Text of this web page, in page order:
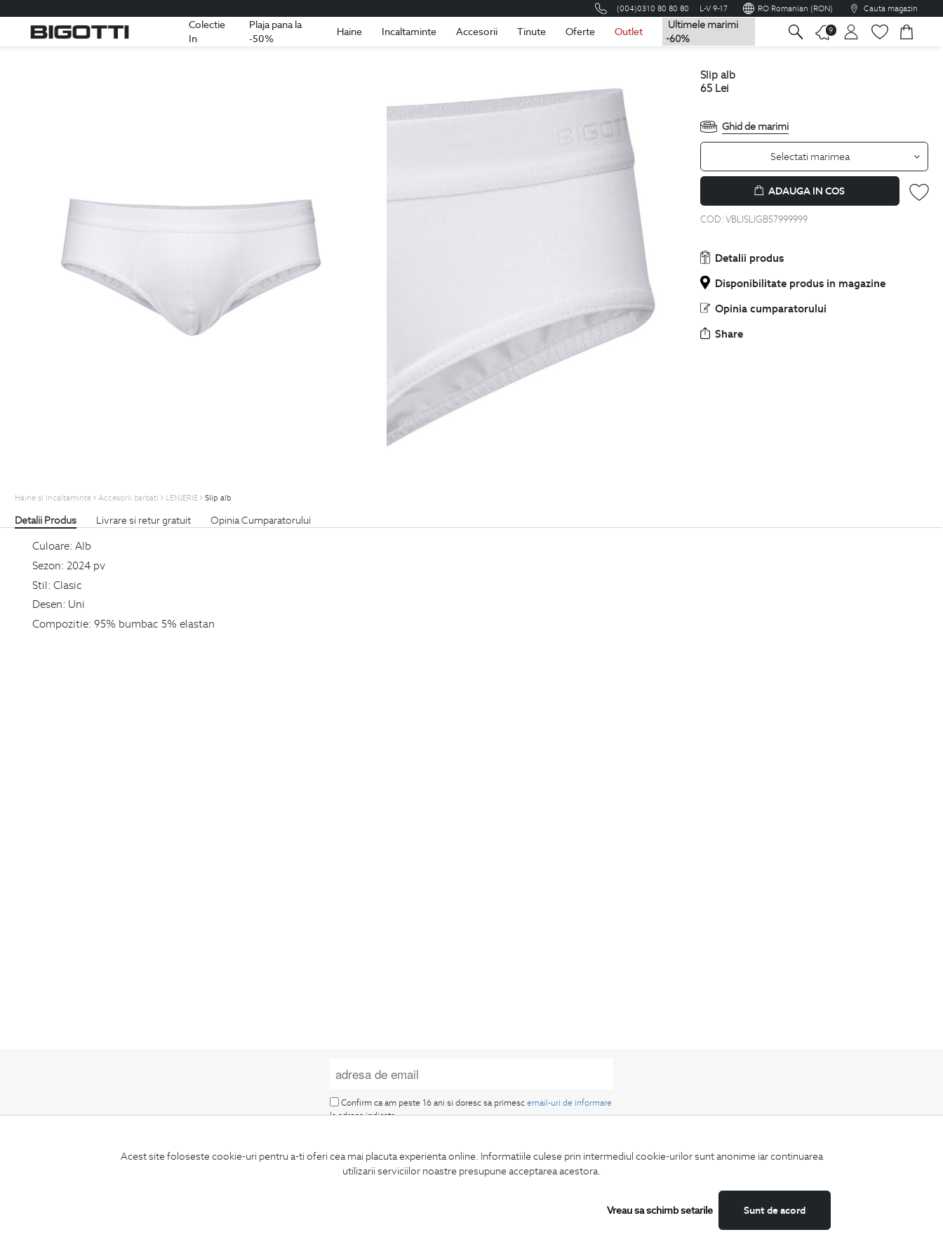
Acest site foloseste cookie-uri pentru a-ti oferi cea mai placuta experienta online. Informatiile culese prin intermediul cookie-urilor sunt anonime iar continuarea
utilizarii serviciilor noastre presupune acceptarea acestora.
Sunt de acord
Vreau sa schimb setarile
(004)0310 80 80 80 L-V 9-17 RO Romanian (RON) Cauta magazin
Colectie
In
Plaja pana la
-50%
Haine Incaltaminte Accesorii Tinute Oferte Outlet
Ultimele marimi
-60%
9
Romania Romana
slip alb
65 Lei
Ghid de marimi
Selectati marimea
ADAUGA IN COS
COD:VBLISLIGB57999999
Detalii produs
Disponibilitate produs in magazine
Opinia cumparatorului
Share
Haine si Incaltaminte Accesorii barbati LENJERIE Slip alb
Detalii Produs Livrare si retur gratuit Opinia Cumparatorului
Culoare: Alb
Sezon: 2024 pv
Stil: Clasic
Desen: Uni
Compozitie: 95% bumbac 5% elastan
LA NEWSLETTER
Confirm ca am peste 16 ani si doresc sa primescemail-uri de informare
la adresa indicata.
oferte speciale si trenduri in moda masculina.